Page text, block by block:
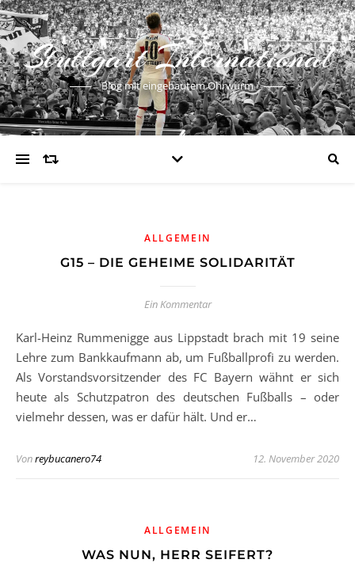
Stuttgart International
Blog mit eingebautem Ohrwurm
ALLGEMEIN
G15 – DIE GEHEIME SOLIDARITÄT
Ein Kommentar
Karl-Heinz Rummenigge aus Lippstadt brach mit 19 seine
Lehre zum Bankkaufmann ab, um Fußballprofi zu werden.
Als Vorstandsvorsitzender des FC Bayern wähnt er sich
heute als Schutzpatron des deutschen Fußballs – oder
vielmehr dessen, was er dafür hält. Und er…
Vonreybucanero74 12. November 2020
ALLGEMEIN
WAS NUN, HERR SEIFERT?